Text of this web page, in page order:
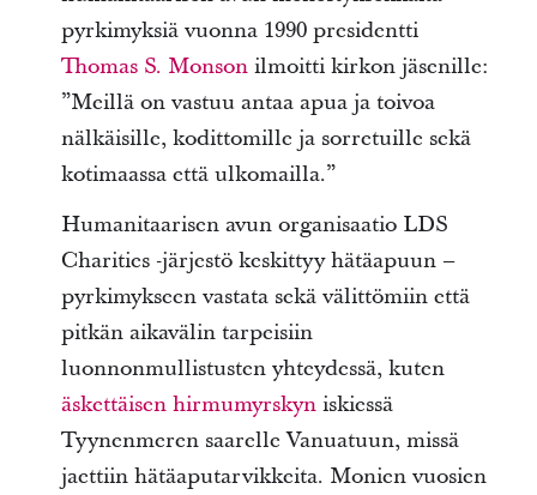
pyrkimyksiä vuonna 1990 presidentti
Thomas S. Monsonilmoitti kirkon jäsenille:
”Meillä on vastuu antaa apua ja toivoa
nälkäisille, kodittomille ja sorretuille sekä
kotimaassa että ulkomailla.”
Humanitaarisen avun organisaatio LDS
Charities -järjestö keskittyy hätäapuun –
pyrkimykseen vastata sekä välittömiin että
pitkän aikavälin tarpeisiin
luonnonmullistusten yhteydessä, kuten
äskettäisen hirmumyrskyniskiessä
Tyynenmeren saarelle Vanuatuun, missä
jaettiin hätäaputarvikkeita. Monien vuosien